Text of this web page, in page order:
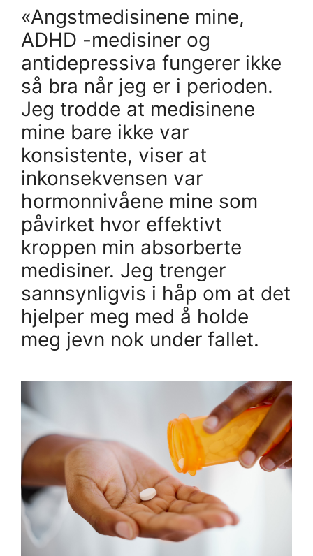
«Angstmedisinene mine,
ADHD -medisiner og
antidepressiva fungerer ikke
så bra når jeg er i perioden.
Jeg trodde at medisinene
mine bare ikke var
konsistente, viser at
inkonsekvensen var
hormonnivåene mine som
påvirket hvor effektivt
kroppen min absorberte
medisiner. Jeg trenger
sannsynligvis i håp om at det
hjelper meg med å holde
meg jevn nok under fallet.